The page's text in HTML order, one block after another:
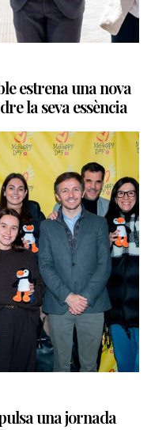
estrena una nova
la seva essència
una jornada